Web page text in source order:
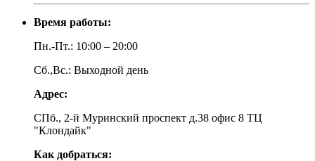
Время работы:
Пн.-Пт.: 10:00 – 20:00
Сб.,Вс.: Выходной день
Адрес:
СПб., 2-й Муринский проспект д.38 офис 8 ТЦ
"Клондайк"
Как добраться: